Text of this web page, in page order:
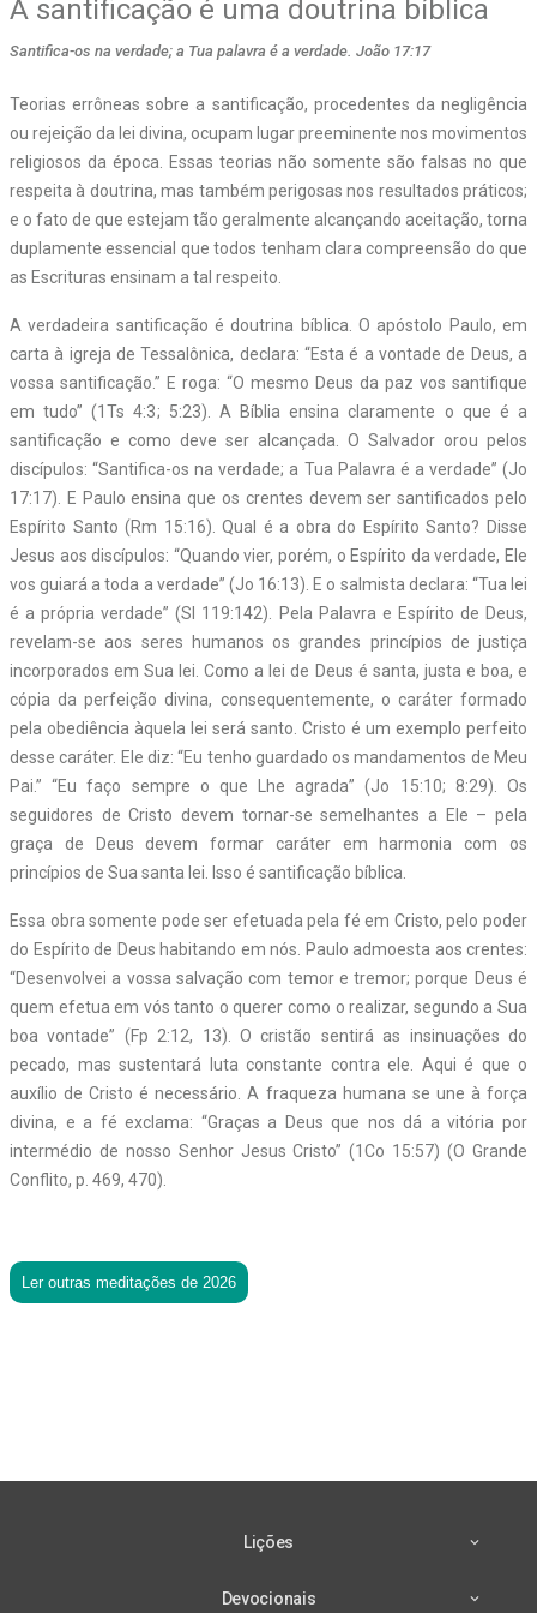
A santificação é uma doutrina bíblica
Santifica-os na verdade; a Tua palavra é a verdade. João 17:17
Teorias errôneas sobre a santificação, procedentes da negligência
ou rejeição da lei divina, ocupam lugar preeminente nos movimentos
religiosos da época. Essas teorias não somente são falsas no que
respeita à doutrina, mas também perigosas nos resultados práticos;
e o fato de que estejam tão geralmente alcançando aceitação, torna
duplamente essencial que todos tenham clara compreensão do que
as Escrituras ensinam a tal respeito.
A verdadeira santificação é doutrina bíblica. O apóstolo Paulo, em
carta à igreja de Tessalônica, declara: “Esta é a vontade de Deus, a
vossa santificação.” E roga: “O mesmo Deus da paz vos santifique
em tudo” (1Ts 4:3; 5:23). A Bíblia ensina claramente o que é a
santificação e como deve ser alcançada. O Salvador orou pelos
discípulos: “Santifica-os na verdade; a Tua Palavra é a verdade” (Jo
17:17). E Paulo ensina que os crentes devem ser santificados pelo
Espírito Santo (Rm 15:16). Qual é a obra do Espírito Santo? Disse
Jesus aos discípulos: “Quando vier, porém, o Espírito da verdade, Ele
vos guiará a toda a verdade” (Jo 16:13). E o salmista declara: “Tua lei
é a própria verdade” (Sl 119:142). Pela Palavra e Espírito de Deus,
revelam-se aos seres humanos os grandes princípios de justiça
incorporados em Sua lei. Como a lei de Deus é santa, justa e boa, e
cópia da perfeição divina, consequentemente, o caráter formado
pela obediência àquela lei será santo. Cristo é um exemplo perfeito
desse caráter. Ele diz: “Eu tenho guardado os mandamentos de Meu
Pai.” “Eu faço sempre o que Lhe agrada” (Jo 15:10; 8:29). Os
seguidores de Cristo devem tornar-se semelhantes a Ele – pela
graça de Deus devem formar caráter em harmonia com os
princípios de Sua santa lei. Isso é santificação bíblica.
Essa obra somente pode ser efetuada pela fé em Cristo, pelo poder
do Espírito de Deus habitando em nós. Paulo admoesta aos crentes:
“Desenvolvei a vossa salvação com temor e tremor; porque Deus é
quem efetua em vós tanto o querer como o realizar, segundo a Sua
boa vontade” (Fp 2:12, 13). O cristão sentirá as insinuações do
pecado, mas sustentará luta constante contra ele. Aqui é que o
auxílio de Cristo é necessário. A fraqueza humana se une à força
divina, e a fé exclama: “Graças a Deus que nos dá a vitória por
intermédio de nosso Senhor Jesus Cristo” (1Co 15:57) (O Grande
Conflito, p. 469, 470).
Ler outras meditações de 2026
Lições
Devocionais